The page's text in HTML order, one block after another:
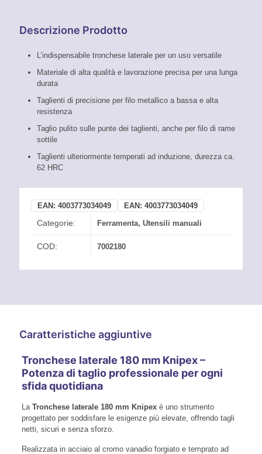
Descrizione Prodotto
L’indispensabile tronchese laterale per un uso versatile
Materiale di alta qualità e lavorazione precisa per una lunga
durata
Taglienti di precisione per filo metallico a bassa e alta
resistenza
Taglio pulito sulle punte dei taglienti, anche per filo di rame
sottile
Taglienti ulteriormente temperati ad induzione, durezza ca.
62 HRC
EAN: 4003773034049 EAN: 4003773034049
Categorie: Ferramenta, Utensili manuali
COD: 7002180
Caratteristiche aggiuntive
Tronchese laterale 180 mm Knipex –
Potenza di taglio professionale per ogni
sfida quotidiana
La Tronchese laterale 180 mm Knipexè uno strumento
progettato per soddisfare le esigenze più elevate, offrendo tagli
netti, sicuri e senza sforzo.
Realizzata in acciaio al cromo vanadio forgiato e temprato ad